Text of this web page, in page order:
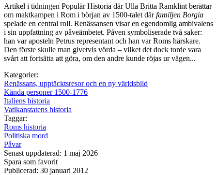
Artikel i tidningen Populär Historia där Ulla Britta Ramklint berättar
om maktkampen i Rom i början av 1500-talet därfamiljen Borgia
spelade en central roll. Renässansen visar en egendomlig ambivalens
i sin uppfattning av påveämbetet. Påven symboliserade två saker:
han var aposteln Petrus representant och han var Roms härskare.
Den förste skulle man givetvis vörda – vilket det dock torde vara
svårt att fortsätta att göra, om den andre kunde röjas ur vägen...
Kategorier:
Renässans, upptäcktsresor och en ny världsbild
Kända personer 1500-1776
Italiens historia
Vatikanstatens historia
Taggar:
Roms historia
Politiska mord
Påvar
Senast uppdaterad: 1 maj 2026
Spara som favorit
Publicerad: 30 januari 2012